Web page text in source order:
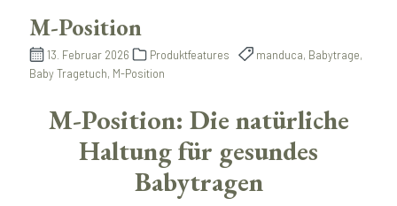
M-Position
13. Februar 2026 Produktfeatures
manduca, Babytrage,
Baby Tragetuch, M-Position
M-Position: Die natürliche
Haltung für gesundes
Babytragen